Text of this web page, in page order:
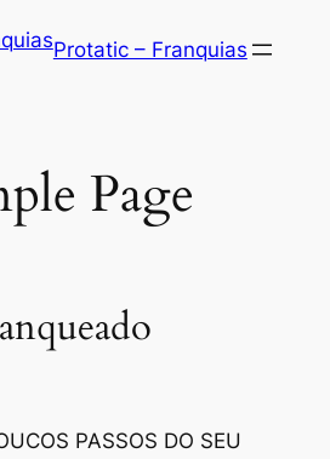
Protatic – Franquias
Page
PASSOS DO SEU